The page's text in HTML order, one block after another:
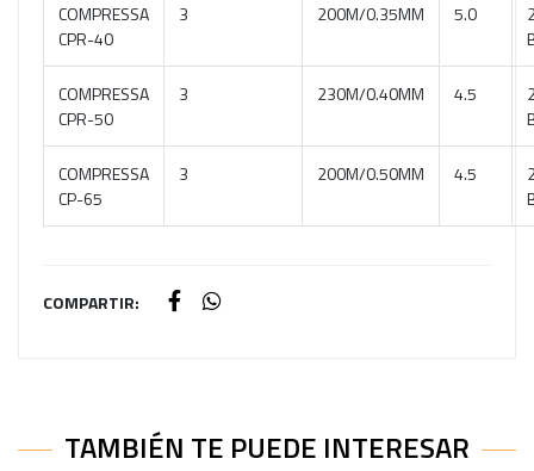
COMPRESSA
CPR-40
3 200M/0.35MM 5.0
COMPRESSA
CPR-50
3 230M/0.40MM 4.5
COMPRESSA
CP-65
3 200M/0.50MM 4.5
COMPARTIR:
TAMBIÉN TE PUEDE INTERESAR